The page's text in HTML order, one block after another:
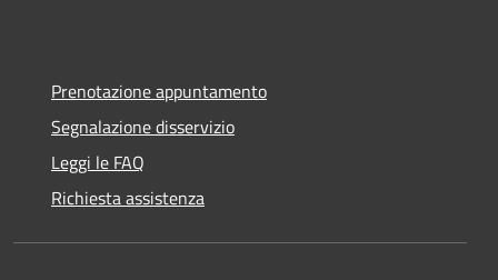
Prenotazione appuntamento
Segnalazione disservizio
Leggi le FAQ
Richiesta assistenza